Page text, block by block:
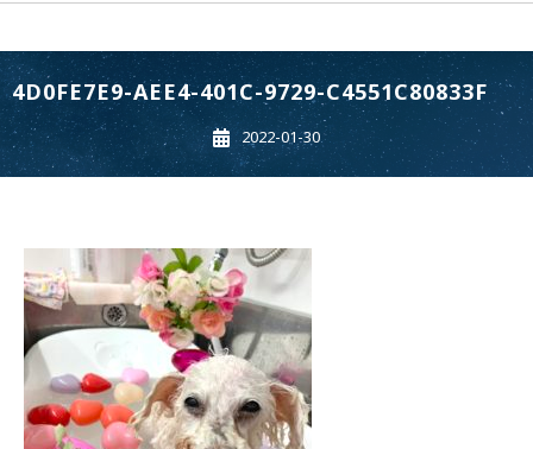
4D0FE7E9-AEE4-401C-9729-C4551C80833F
2022-01-30